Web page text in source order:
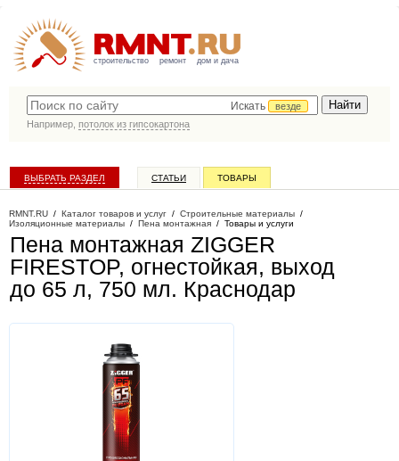
строительство ремонт дом и дача
Искать
везде
Например, потолок из гипсокартона
ВЫБРАТЬ РАЗДЕЛ СТАТЬИ ТОВАРЫ
RMNT.RU / Каталог товаров и услуг / Строительные материалы /
Изоляционные материалы / Пена монтажная / Товары и услуги
Пена монтажная ZIGGER
FIRESTOP, огнестойкая, выход
до 65 л, 750 мл. Краснодар